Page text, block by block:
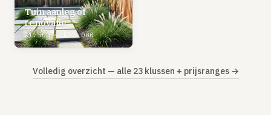
Tuin aanleg of
renovatie
€1.500 – €15.000
Volledig overzicht — alle 23 klussen + prijsranges →